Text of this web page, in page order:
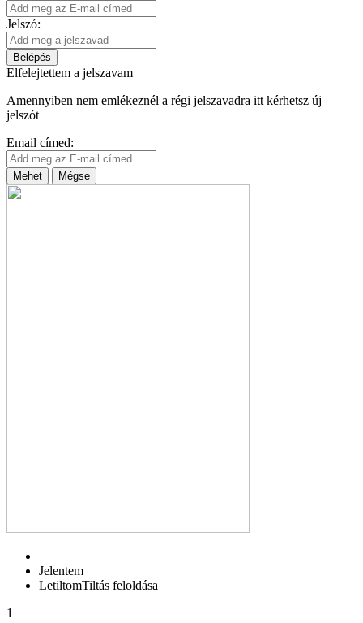
Jelszó:
Belépés
Elfelejtettem a jelszavam
Amennyiben nem emlékeznél a régi jelszavadra itt kérhetsz új
jelszót
Email címed:
Mehet Mégse
Jelentem
LetiltomTiltás feloldása
1